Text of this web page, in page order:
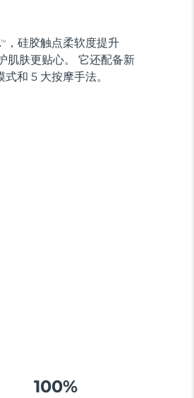
TM
，硅胶触点柔软度提升
肌肤更贴心。 它还配备新
和 5 大按摩手法。
100%